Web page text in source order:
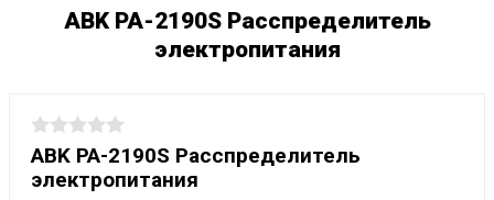
ABK PA-2190S Расспределитель
электропитания
ABK PA-2190S Расспределитель
электропитания